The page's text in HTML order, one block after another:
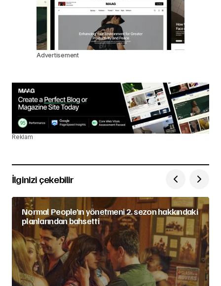
Advertisement
Reklam
İlginizi çekebilir
Normal People’ın yönetmeni 2. sezon hakkındaki
planlarından bahsetti